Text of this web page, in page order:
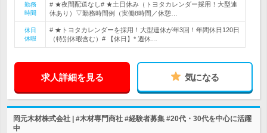
勤務
時間
# ★夜間配送なし# ★土日休み（トヨタカレンダー採用！大型連
休あり）▽勤務時間例（実働8時間／休憩…
休日
休暇
# ★トヨタカレンダーを採用！大型連休が年3回！年間休日120日
（特別休暇含む）# 【休日】* 週休…
求人詳細を見る 気になる
岡元木材株式会社 | #木材専門商社 #経験者募集 #20代・30代を中心に活躍
中